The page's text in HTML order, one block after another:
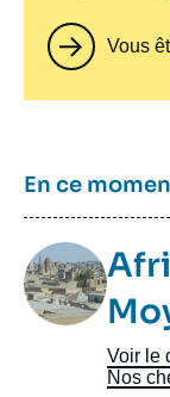
Vous
Titre
En ce
Image
Taxonomie
Voir le
Nos